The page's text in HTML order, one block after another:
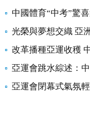
中國體育“中考”驚
光榮與夢想交織 亞
改革播種亞運收穫
亞運會跳水綜述：
亞運會閉幕式氣氛